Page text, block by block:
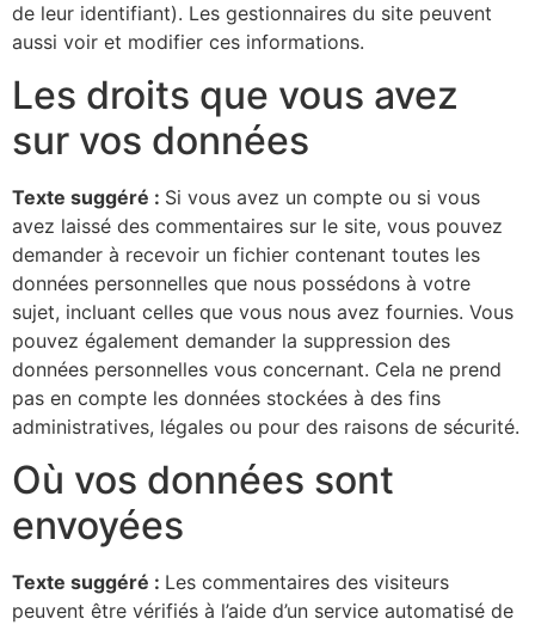
de leur identifiant). Les gestionnaires du site peuvent
aussi voir et modifier ces informations.
Les droits que vous avez
sur vos données
Texte suggéré : Si vous avez un compte ou si vous
avez laissé des commentaires sur le site, vous pouvez
demander à recevoir un fichier contenant toutes les
données personnelles que nous possédons à votre
sujet, incluant celles que vous nous avez fournies. Vous
pouvez également demander la suppression des
données personnelles vous concernant. Cela ne prend
pas en compte les données stockées à des fins
administratives, légales ou pour des raisons de sécurité.
Où vos données sont
envoyées
Texte suggéré : Les commentaires des visiteurs
peuvent être vérifiés à l’aide d’un service automatisé de